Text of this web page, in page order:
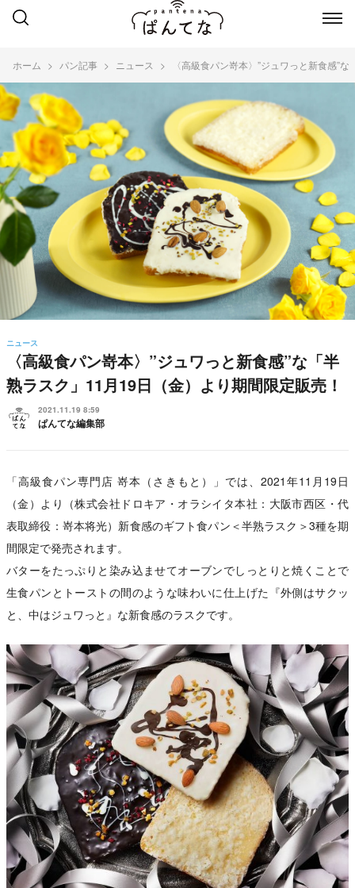
ホーム パン記事 ニュース 〈高級食パン嵜本〉”ジュワっと新食感”
ニュース
〈高級食パン嵜本〉”ジュワっと新食感”な「半
熟ラスク」11月19日（金）より期間限定販売！
2021.11.19 8:59
ぱんてな編集部
「高級食パン専門店 嵜本（さきもと）」では、2021年11月19日
（金）より（株式会社ドロキア・オラシイタ本社：大阪市西区・代
表取締役：嵜本将光）新食感のギフト食パン＜半熟ラスク＞3種を期
間限定で発売されます。
バターをたっぷりと染み込ませてオーブンでしっとりと焼くことで
生食パンとトーストの間のような味わいに仕上げた『外側はサクッ
と、中はジュワっと』な新食感のラスクです。